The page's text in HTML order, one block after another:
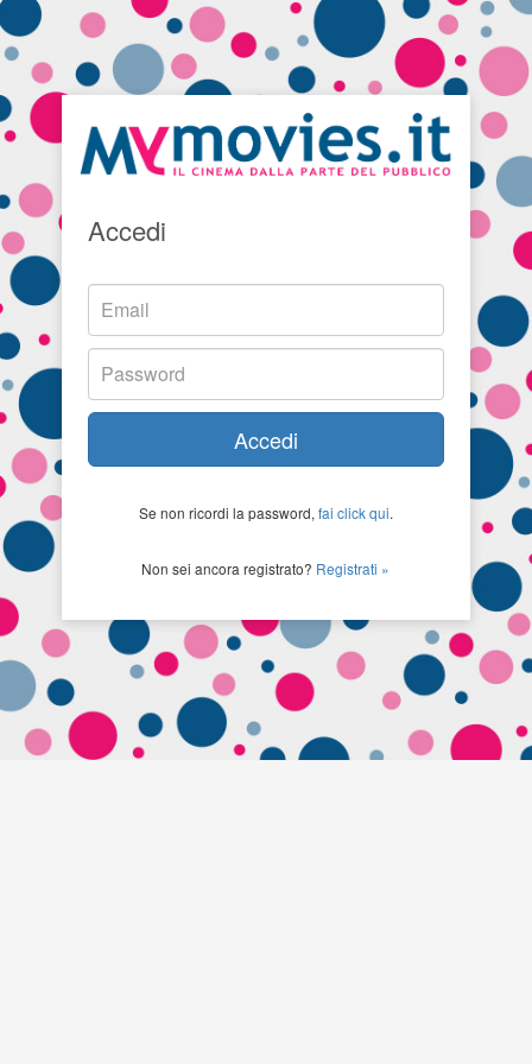
Accedi
Accedi
Se non ricordi la password, fai click qui.
Non sei ancora registrato? Registrati »